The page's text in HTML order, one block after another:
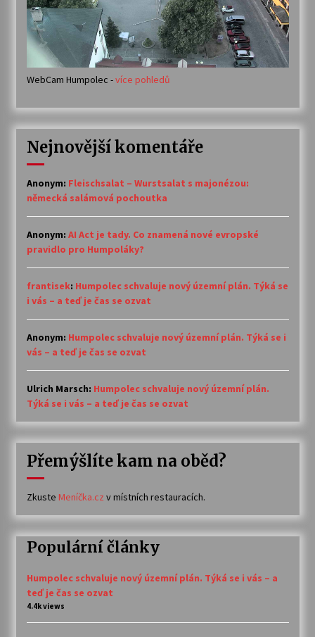
WebCam Humpolec -více pohledů
Nejnovější komentáře
Anonym: Fleischsalat – Wurstsalat s majonézou:
německá salámová pochoutka
Anonym: AI Act je tady. Co znamená nové evropské
pravidlo pro Humpoláky?
frantisek: Humpolec schvaluje nový územní plán. Týká se
i vás – a teď je čas se ozvat
Anonym: Humpolec schvaluje nový územní plán. Týká se i
vás – a teď je čas se ozvat
Ulrich Marsch: Humpolec schvaluje nový územní plán.
Týká se i vás – a teď je čas se ozvat
Přemýšlíte kam na oběd?
Zkuste Meníčka.cz v místních restauracích.
Populární články
Humpolec schvaluje nový územní plán. Týká se i vás – a
teď je čas se ozvat
4.4k views